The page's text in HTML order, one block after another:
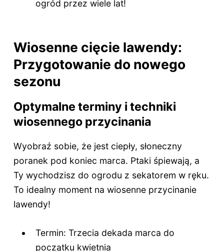
ogród przez wiele lat!
Wiosenne cięcie lawendy:
Przygotowanie do nowego
sezonu
Optymalne terminy i techniki
wiosennego przycinania
Wyobraź sobie, że jest ciepły, słoneczny
poranek pod koniec marca. Ptaki śpiewają, a
Ty wychodzisz do ogrodu z sekatorem w ręku.
To idealny moment na wiosenne przycinanie
lawendy!
Termin: Trzecia dekada marca do
początku kwietnia